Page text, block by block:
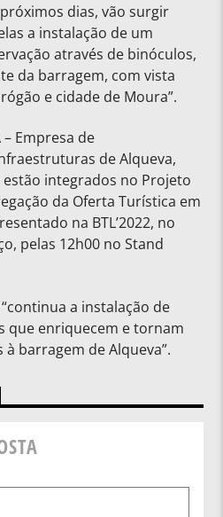
dias, vão surgir
a instalação de um
através de binóculos,
da barragem, com vista
e cidade de Moura”.
– Empresa de
de Alqueva,
integrados no Projeto
da Oferta Turística em
na BTL’2022, no
pelas 12h00 no Stand
a instalação de
que enriquecem e tornam
barragem de Alqueva”.